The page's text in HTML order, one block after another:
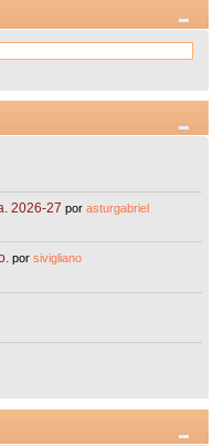
2026-27 porasturgabriel
porsivigliano